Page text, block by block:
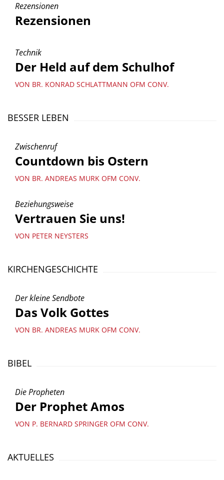
Rezensionen
Rezensionen
Technik
Der Held auf dem Schulhof
VON BR. KONRAD SCHLATTMANN OFM CONV.
BESSER LEBEN
Zwischenruf
Countdown bis Ostern
VON BR. ANDREAS MURK OFM CONV.
Beziehungsweise
Vertrauen Sie uns!
VON PETER NEYSTERS
KIRCHENGESCHICHTE
Der kleine Sendbote
Das Volk Gottes
VON BR. ANDREAS MURK OFM CONV.
BIBEL
Die Propheten
Der Prophet Amos
VON P. BERNARD SPRINGER OFM CONV.
AKTUELLES